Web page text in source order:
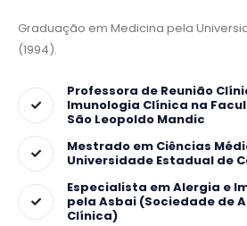
Graduação em Medicina pela
(1994).
Professora de Reunião
Imunologia Clínica na
São Leopoldo Mandic
Mestrado em Ciências
Universidade Estadual de
Especialista em Alergia e
pela Asbai (Sociedade de
Clínica)